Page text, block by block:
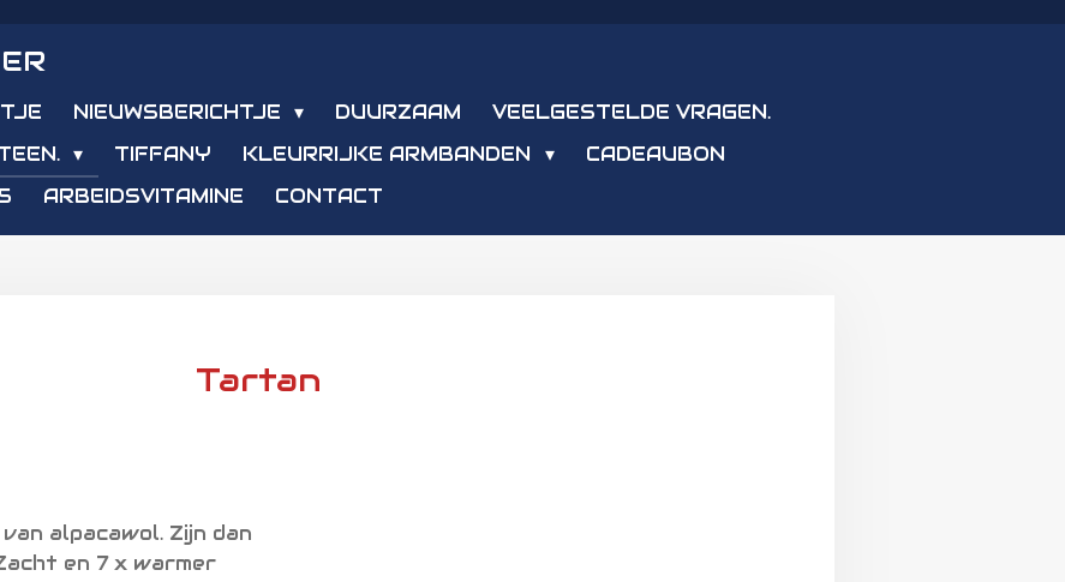
NIEUWSBERICHTJE DUURZAAM
VEELGESTELDE VRAGEN.
TIFFANY KLEURRIJKE ARMBANDEN
CADEAUBON
ARBEIDSVITAMINE CONTACT
Tartan
alpacawol. Zijn dan
en 7 x warmer